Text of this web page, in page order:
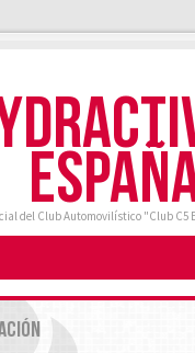
del Club Automovilístico "Club C5